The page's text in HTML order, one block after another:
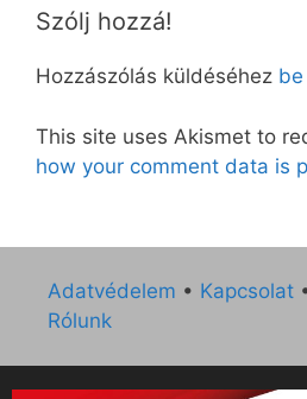
Szólj hozzá!
Hozzászólás küldéséhez
This site uses Akismet to
how your comment data is
Adatvédelem • Kapcsolat
Rólunk